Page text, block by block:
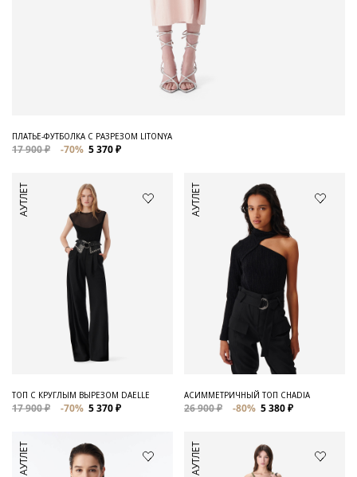
ПЛАТЬЕ-ФУТБОЛКА С РАЗРЕЗОМ LITONYA
17 900 ₽ -70% 5 370 ₽
АУТЛЕТ
ТОП С КРУГЛЫМ ВЫРЕЗОМ DAELLE
17 900 ₽ -70% 5 370 ₽
АУТЛЕТ
АСИММЕТРИЧНЫЙ ТОП CHADIA
26 900 ₽ -80% 5 380 ₽
АУТЛЕТ АУТЛЕТ